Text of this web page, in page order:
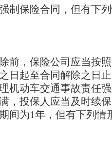
制保险合同，但有下
前，保险公司应当按照
起至合同解除之日
机动车交通事故责任强
，投保人应当及时续
间为1年，但有下列